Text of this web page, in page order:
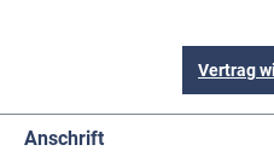
Vertrag
Anschrift